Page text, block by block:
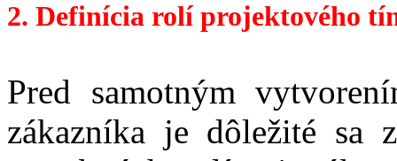
2. Definícia rolí projektového
Pred samotným
zákazníka je dôležité sa